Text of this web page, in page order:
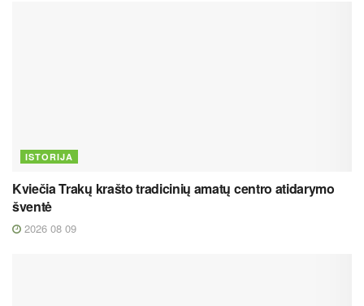
ISTORIJA
Kviečia Trakų krašto tradicinių amatų centro atidarymo
šventė
2026 08 09